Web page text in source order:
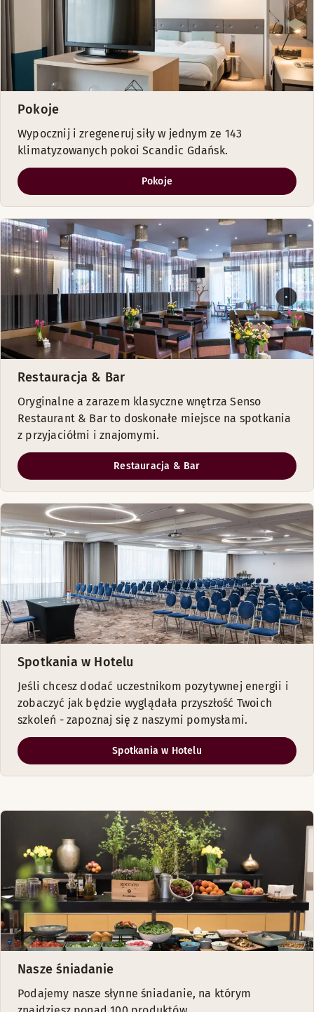
Pokoje
Wypocznij i zregeneruj siły w jednym ze 143
klimatyzowanych pokoi Scandic Gdańsk.
Pokoje
Restauracja & Bar
Oryginalne a zarazem klasyczne wnętrza Senso
Restaurant & Bar to doskonałe miejsce na spotkania
z przyjaciółmi i znajomymi.
Restauracja & Bar
Spotkania w Hotelu
Jeśli chcesz dodać uczestnikom pozytywnej energii i
zobaczyć jak będzie wyglądała przyszłość Twoich
szkoleń - zapoznaj się z naszymi pomysłami.
Spotkania w Hotelu
Nasze śniadanie
Podajemy nasze słynne śniadanie, na którym